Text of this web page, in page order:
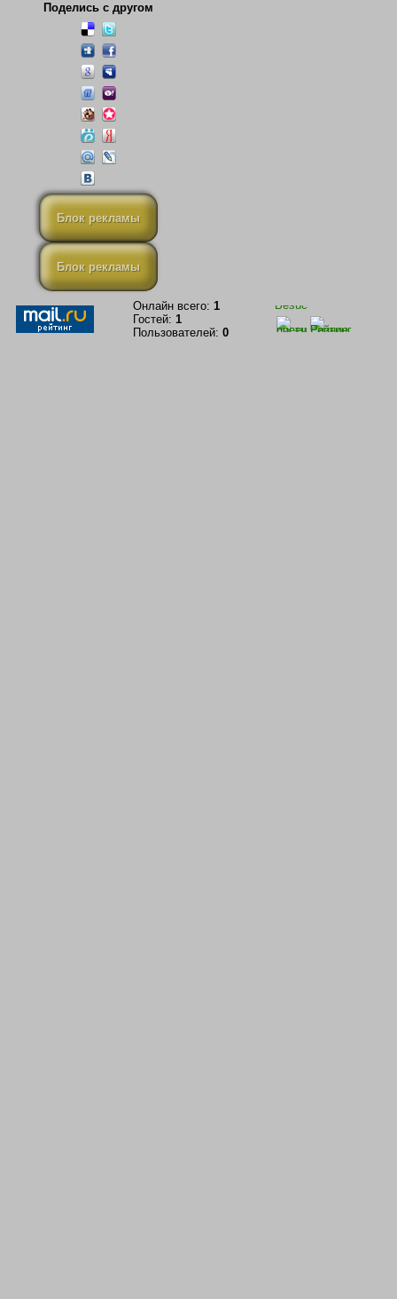
Поделись с другом
Блок рекламы
Блок рекламы
Онлайн всего: 1
Гостей: 1
Пользователей: 0